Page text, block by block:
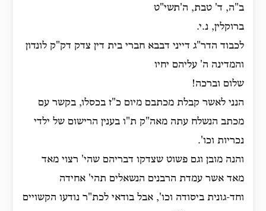
ב"ה, ד' טבת, ה'תשי"ט
ברוקלין, נ.י.
לכבוד הדר"ג דייני דבבא חברי בית דין צדק דק"ק לונדון
והמדינה ה' עליהם יחיו
שלום וברכה!
הנני לאשר קבלת מכתבם מיום כ"ז בכסלו, בקשר עם
מכתב הנשלח עתה מאה"ק ת"ו בענין הרישום של ילדי
נכריות וכו'.
והנה מובן וגם פשוט שצדקו דבריהם שהי' רצוי מאד
מאד אשר עמדת הרבנים הנשאלים תהי' אחידה
וחד-גונית ביסודה וכו', אבל בודאי לכת"ר נודעו הקשויים